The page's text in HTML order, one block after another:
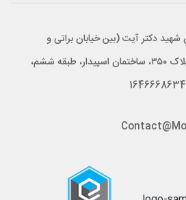
شهید دکتر آیت (بین خیابان براتی و
خیابان قاسم زاده)، پلاک ۳۵۰، ساختمان اسپیدار، طبقه ششم،